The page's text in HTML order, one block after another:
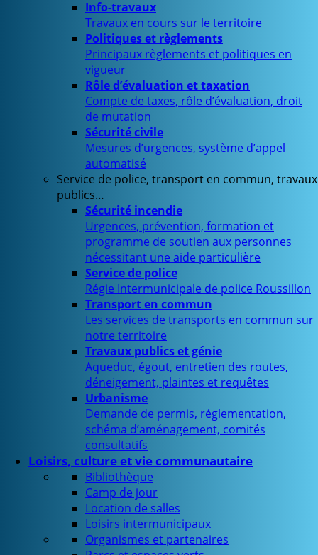
Info-travaux
Travaux en cours sur le territoire
Politiques et règlements
Principaux règlements et politiques en
vigueur
Rôle d’évaluation et taxation
Compte de taxes, rôle d’évaluation, droit
de mutation
Sécurité civile
Mesures d’urgences, système d’appel
automatisé
Service de police, transport en commun, travaux
publics…
Sécurité incendie
Urgences, prévention, formation et
programme de soutien aux personnes
nécessitant une aide particulière
Service de police
Régie Intermunicipale de police Roussillon
Transport en commun
Les services de transports en commun sur
notre territoire
Travaux publics et génie
Aqueduc, égout, entretien des routes,
déneigement, plaintes et requêtes
Urbanisme
Demande de permis, réglementation,
schéma d’aménagement, comités
consultatifs
Loisirs, culture et vie communautaire
Bibliothèque
Camp de jour
Location de salles
Loisirs intermunicipaux
Organismes et partenaires